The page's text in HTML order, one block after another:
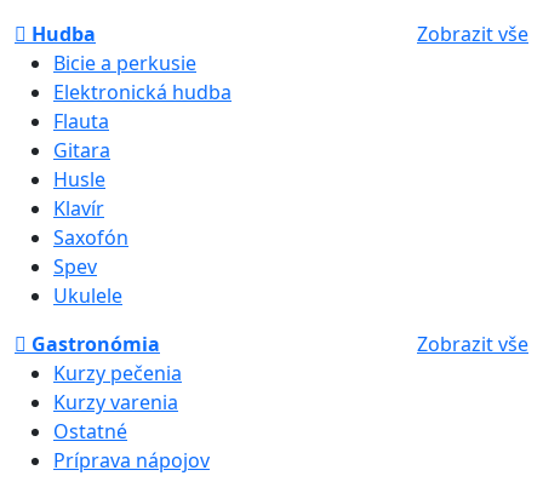
Hudba
Zobrazit vše
Bicie a perkusie
Elektronická hudba
Flauta
Gitara
Husle
Klavír
Saxofón
Spev
Ukulele
Gastronómia
Zobrazit vše
Kurzy pečenia
Kurzy varenia
Ostatné
Príprava nápojov